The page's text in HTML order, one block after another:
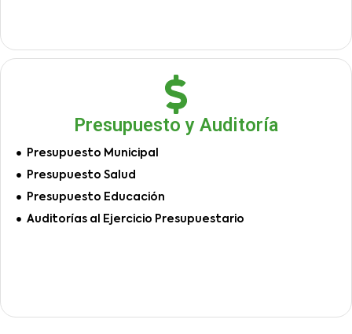
Presupuesto y Auditoría
Presupuesto Municipal
Presupuesto Salud
Presupuesto Educación
Auditorías al Ejercicio Presupuestario